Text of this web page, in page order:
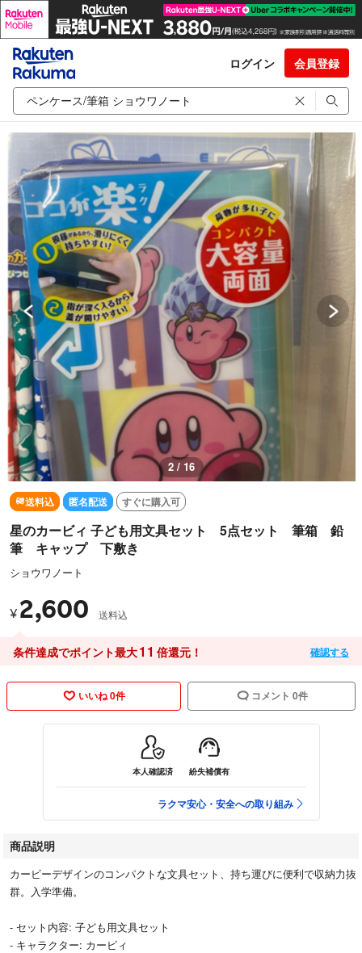
ログイン 会員登録
3 / 16
送料込 匿名配送 すぐに購入可
星のカービィ 子ども用文具セット 5点セット 筆箱 鉛
筆 キャップ 下敷き
ショウワノート
¥ 2,600 送料込
条件達成でポイント最大11 倍還元！ 確認する
いいね 0件 コメント 0件
本人確認済 紛失補償有
ラクマ安心・安全への取り組み
商品説明
カービーデザインのコンパクトな文具セット、持ち運びに便利で収納力抜
群。入学準備。
- セット内容: 子ども用文具セット
- キャラクター: カービィ